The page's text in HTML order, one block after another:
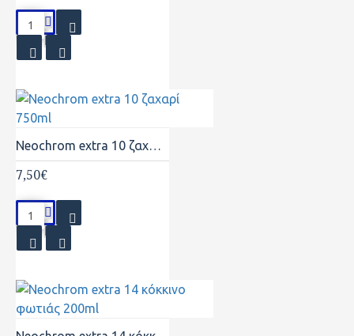
Neochrom extra 10 ζαχαρί 750ml
7,50€